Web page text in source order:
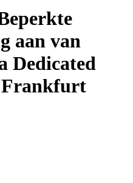
aan van
Dedicated
Frankfurt